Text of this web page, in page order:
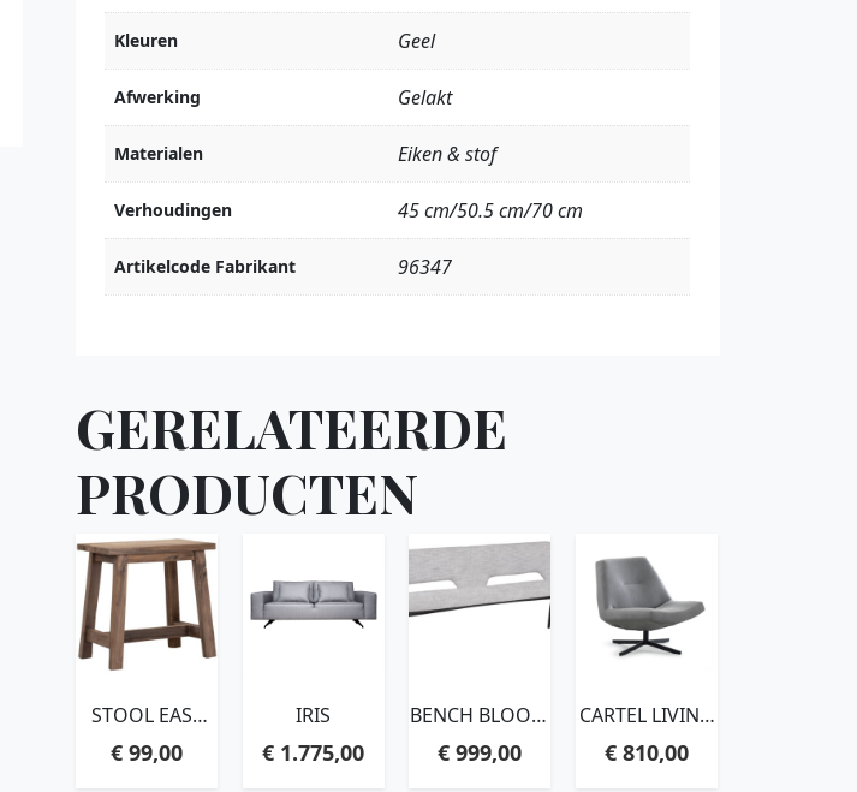
Kleuren Geel
Afwerking Gelakt
Materialen Eiken & stof
Verhoudingen 45 cm/50.5 cm/70 cm
Artikelcode Fabrikant 96347
GERELATEERDE
PRODUCTEN
STOOL EASY
CM, RECYCLED
€ 99,00
IRIS
€ 1.775,00
BENCH BLOOM
CM, POLARIS
€ 999,00
CARTEL LIVING
€810,00